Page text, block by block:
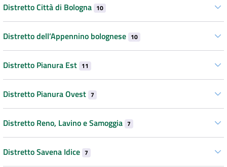
Distretto Città di Bologna 10
Distretto dell’Appennino bolognese 10
Distretto Pianura Est 11
Distretto Pianura Ovest 7
Distretto Reno, Lavino e Samoggia 7
Distretto Savena Idice 7